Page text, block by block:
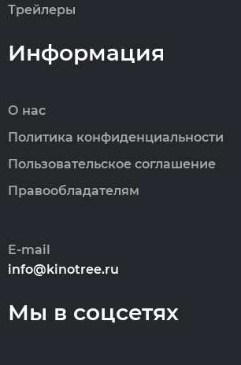
Трейлеры
Информация
О нас
Политика конфиденциальности
Пользовательское соглашение
Правообладателям
E-mail
info@kinotree.ru
Мы в соцсетях